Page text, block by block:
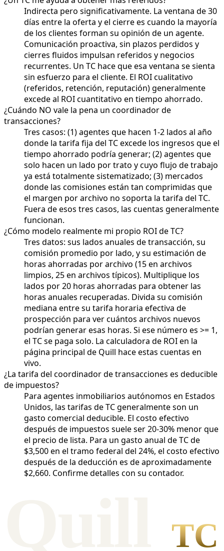
Indirecta pero significativamente. La ventana de 30
días entre la oferta y el cierre es cuando la mayoría
de los clientes forman su opinión de un agente.
Comunicación proactiva, sin plazos perdidos y
cierres fluidos impulsan referidos y negocios
recurrentes. Un TC hace que esa ventana se sienta
sin esfuerzo para el cliente. El ROI cualitativo
(referidos, retención, reputación) generalmente
excede al ROI cuantitativo en tiempo ahorrado.
¿Cuándo NO vale la pena un coordinador de
transacciones?
Tres casos: (1) agentes que hacen 1-2 lados al año
donde la tarifa fija del TC excede los ingresos que el
tiempo ahorrado podría generar; (2) agentes que
solo hacen un lado por trato y cuyo flujo de trabajo
ya está totalmente sistematizado; (3) mercados
donde las comisiones están tan comprimidas que
el margen por archivo no soporta la tarifa del TC.
Fuera de esos tres casos, las cuentas generalmente
funcionan.
¿Cómo modelo realmente mi propio ROI de TC?
Tres datos: sus lados anuales de transacción, su
comisión promedio por lado, y su estimación de
horas ahorradas por archivo (15 en archivos
limpios, 25 en archivos típicos). Multiplique los
lados por 20 horas ahorradas para obtener las
horas anuales recuperadas. Divida su comisión
mediana entre su tarifa horaria efectiva de
prospección para ver cuántos archivos nuevos
podrían generar esas horas. Si ese número es >= 1,
el TC se paga solo. La calculadora de ROI en la
página principal de Quill hace estas cuentas en
vivo.
¿La tarifa del coordinador de transacciones es deducible
de impuestos?
Para agentes inmobiliarios autónomos en Estados
Unidos, las tarifas de TC generalmente son un
gasto comercial deducible. El costo efectivo
después de impuestos suele ser 20-30% menor que
el precio de lista. Para un gasto anual de TC de
$3,500 en el tramo federal del 24%, el costo efectivo
después de la deducción es de aproximadamente
$2,660. Confirme detalles con su contador.
TC